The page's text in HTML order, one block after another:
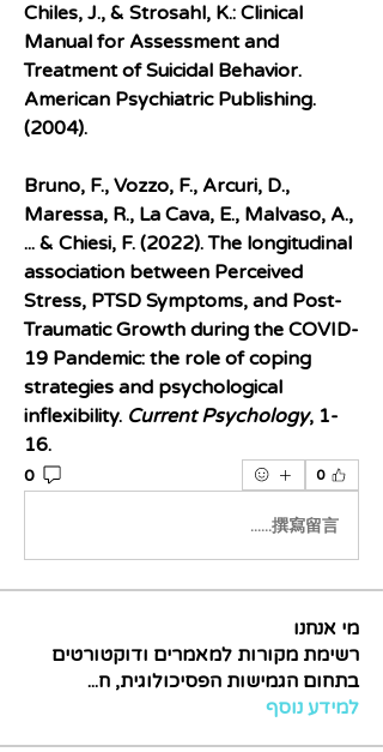
Chiles, J., & Strosahl, K.: Clinical
Manual for Assessment and
Treatment of Suicidal Behavior.
American Psychiatric Publishing.
(2004).
Bruno, F., Vozzo, F., Arcuri, D.,
Maressa, R., La Cava, E., Malvaso, A.,
... & Chiesi, F. (2022). The longitudinal
association between Perceived
Stress, PTSD Symptoms, and Post-
Traumatic Growth during the COVID-
19 Pandemic: the role of coping
strategies and psychological
inflexibility. Current Psychology, 1-
16.
0
0
撰寫留言......
מי אנחנו
רשימת מקורות למאמרים ודוקטורטים
בתחום הגמישות הפסיכולוגית, ח...
למידע נוסף